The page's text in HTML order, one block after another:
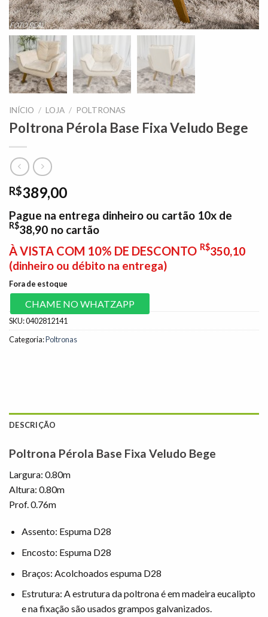
INÍCIO / LOJA / POLTRONAS
Poltrona Pérola Base Fixa Veludo Bege
R$389,00
Pague na entrega dinheiro ou cartão 10x de
R$38,90 no cartão
À VISTA COM 10% DE DESCONTO R$350,10
(dinheiro ou débito na entrega)
Fora de estoque
CHAME NO WHATZAPP
SKU:0402812141
Categoria:Poltronas
DESCRIÇÃO
Poltrona Pérola Base Fixa Veludo Bege
Largura: 0.80m
Altura: 0.80m
Prof. 0.76m
Assento: Espuma D28
Encosto: Espuma D28
Braços: Acolchoados espuma D28
Estrutura: A estrutura da poltrona é em madeira eucalipto
e na fixação são usados grampos galvanizados.